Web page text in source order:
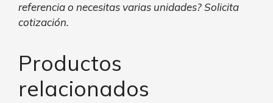
referencia o necesitas varias unidades? Solicita
cotización.
Productos
relacionados